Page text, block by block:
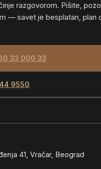
razgovorom. Pišite,
— savet je besplatan, plan
33 000 33
9550
41, Vračar, Beograd